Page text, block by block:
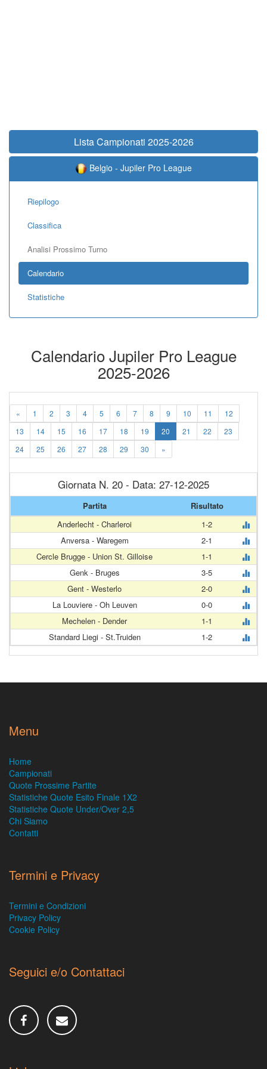
Lista Campionati 2025-2026
Belgio - Jupiler Pro League
Riepilogo
Classifica
Analisi Prossimo Turno
Calendario
Statistiche
Calendario Jupiler Pro League
2025-2026
« 1 2 3 4 5 6 7 8 9 10 11
12
13
14 15 16 17 18 19 20 21 22
23
24
25 26 27 28 29 30 »
Giornata N. 20 - Data: 27-12-2025
Partita
Risultato
Anderlecht - Charleroi
1-2
Anversa - Waregem
2-1
Cercle Brugge - Union St. Gilloise
1-1
Genk - Bruges
3-5
Gent - Westerlo
2-0
La Louviere - Oh Leuven
0-0
Mechelen - Dender
1-1
Standard Liegi - St.Truiden
1-2
Menu
Home
Campionati
Quote Prossime Partite
Statistiche Quote Esito Finale 1X2
Statistiche Quote Under/Over 2,5
Chi Siamo
Contatti
Termini e Privacy
Termini e Condizioni
Privacy Policy
Cookie Policy
Seguici e/o Contattaci